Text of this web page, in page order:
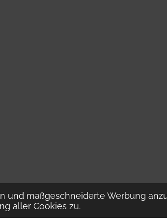
und maßgeschneiderte Werbung
aller Cookies zu.